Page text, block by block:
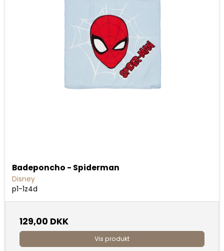
Badeponcho - Spiderman
Disney
p1-1z4d
129,00 DKK
Vis produkt